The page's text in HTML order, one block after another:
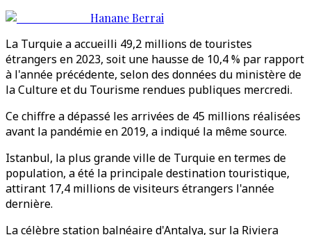
Hanane Berrai
La Turquie a accueilli 49,2 millions de touristes
étrangers en 2023, soit une hausse de 10,4 % par rapport
à l'année précédente, selon des données du ministère de
la Culture et du Tourisme rendues publiques mercredi.
Ce chiffre a dépassé les arrivées de 45 millions réalisées
avant la pandémie en 2019, a indiqué la même source.
Istanbul, la plus grande ville de Turquie en termes de
population, a été la principale destination touristique,
attirant 17,4 millions de visiteurs étrangers l'année
dernière.
La célèbre station balnéaire d'Antalya, sur la Riviera